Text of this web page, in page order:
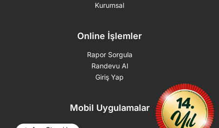
Kurumsal
Online İşlemler
Rapor Sorgula
Randevu Al
Giriş Yap
Mobil Uygulamalar